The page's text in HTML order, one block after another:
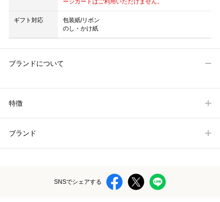
ージカードはご利用いただけません。
ギフト対応
包装紙/リボン
のし・かけ紙
ブランドについて
特徴
ブランド
SNSでシェアする